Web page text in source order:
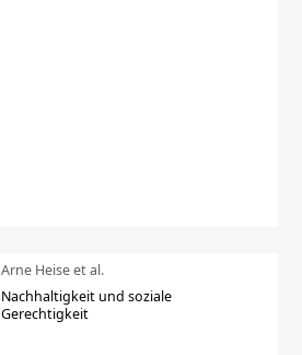
Arne Heise et al.
Nachhaltigkeit und soziale
Gerechtigkeit